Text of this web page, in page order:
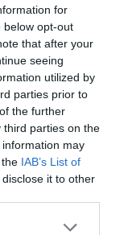
for
below opt-out
that after your
seeing
utilized by
parties prior to
the further
third parties on the
information may
IAB’s List of
it to other
Βρομύλος,
σε
Δεγαΐτη
Διεθνές